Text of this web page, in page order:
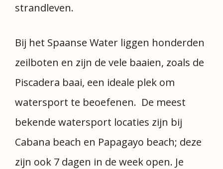
strandleven.
Bij het Spaanse Water liggen honderden
zeilboten en zijn de vele baaien, zoals de
Piscadera baai, een ideale plek om
watersport te beoefenen. De meest
bekende watersport locaties zijn bij
Cabana beach en Papagayo beach; deze
zijn ook 7 dagen in de week open. Je